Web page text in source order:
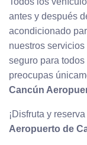
antes y después
acondicionado
nuestros servicios
seguro para
preocupas
Cancún
¡Disfruta y
Aeropuerto de